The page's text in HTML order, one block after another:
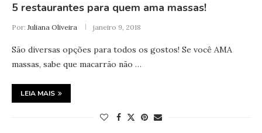
5 restaurantes para quem ama massas!
Por:Juliana Oliveira janeiro 9, 2018
São diversas opções para todos os gostos! Se você AMA
massas, sabe que macarrão não …
LEIA MAIS